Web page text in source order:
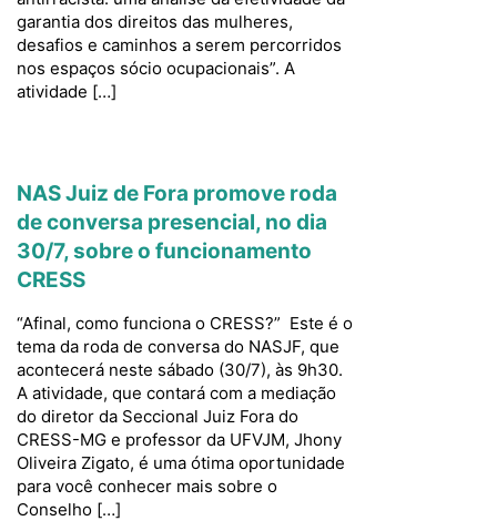
garantia dos direitos das mulheres,
desafios e caminhos a serem percorridos
nos espaços sócio ocupacionais”. A
atividade […]
NAS Juiz de Fora promove roda
de conversa presencial, no dia
30/7, sobre o funcionamento
CRESS
“Afinal, como funciona o CRESS?” Este é o
tema da roda de conversa do NASJF, que
acontecerá neste sábado (30/7), às 9h30.
A atividade, que contará com a mediação
do diretor da Seccional Juiz Fora do
CRESS-MG e professor da UFVJM, Jhony
Oliveira Zigato, é uma ótima oportunidade
para você conhecer mais sobre o
Conselho […]